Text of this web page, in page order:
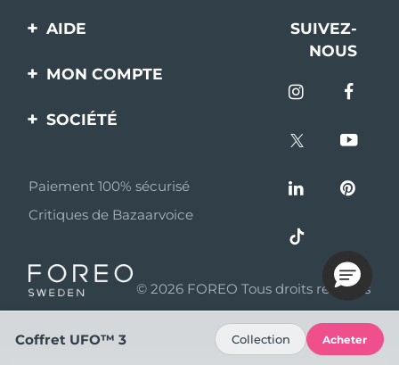
AIDE
Contactez-nous
livraisons
Questions et réponses
Informations sur la
SUIVEZ-
NOUS
MON COMPTE
Enregistrement produit
SOCIÉTÉ
Programme d’affiliation
Nouvelles d'affiliation
Partenaires
distributeurs
Conditions d'utilisation
Paiement 100% sécurisé
Critiques de Bazaarvoice
© 2026 FOREO Tous droits réservés
Coffret UFO™ 3 Collection Acheter